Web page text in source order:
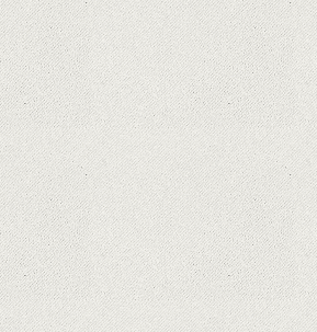
Netflix în
Korra
în
Java
nu se mai